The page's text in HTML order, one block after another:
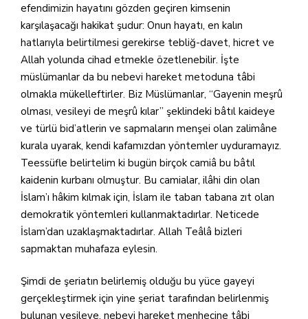
efendimizin hayatını gözden geçiren kimsenin
karşılaşacağı hakikat şudur: Onun hayatı, en kalın
hatlarıyla belirtilmesi gerekirse tebliğ-davet, hicret ve
Allah yolunda cihad etmekle özetlenebilir. İşte
müslümanlar da bu nebevi hareket metoduna tâbi
olmakla mükelleftirler. Biz Müslümanlar, “Gayenin meşrû
olması, vesileyi de meşrû kılar” şeklindeki bâtıl kaideye
ve türlü bid’atlerin ve sapmaların menşei olan zalimâne
kurala uyarak, kendi kafamızdan yöntemler uyduramayız.
Teessüfle belirtelim ki bugün birçok camiâ bu bâtıl
kaidenin kurbanı olmuştur. Bu camialar, ilâhi din olan
İslam’ı hâkim kılmak için, İslam ile taban tabana zıt olan
demokratik yöntemleri kullanmaktadırlar. Neticede
İslam’dan uzaklaşmaktadırlar. Allah Teâlâ bizleri
sapmaktan muhafaza eylesin.
Şimdi de şeriatın belirlemiş olduğu bu yüce gayeyi
gerçekleştirmek için yine şeriat tarafından belirlenmiş
bulunan vesileye, nebevi hareket menhecine tâbi